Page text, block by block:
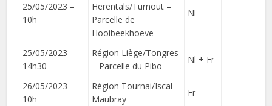
25/05/2023 –
10h
Herentals/Turnout –
Parcelle de
Hooibeekhoeve
Nl
25/05/2023 –
14h30
Région Liège/Tongres
– Parcelle du Pibo
Nl + Fr
26/05/2023 –
10h
Région Tournai/Iscal –
Maubray
Fr